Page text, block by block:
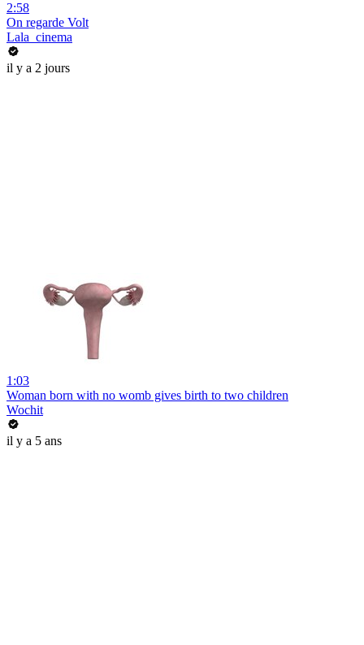
2:58
On regarde Volt
Lala_cinema
il y a 2 jours
1:03
Woman born with no womb gives birth to two children
Wochit
il y a 5 ans